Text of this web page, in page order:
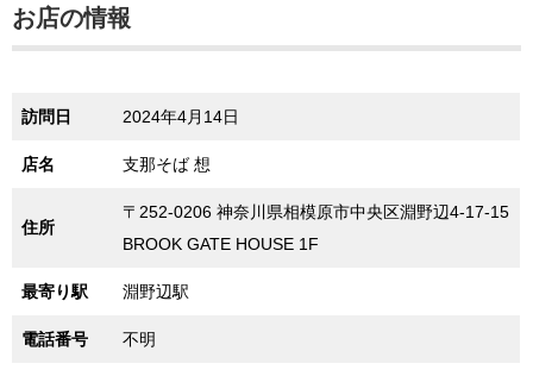
お店の情報
訪問日 2024年4月14日
店名 支那そば 想
住所
〒252-0206 神奈川県相模原市中央区淵野辺4-17-15
BROOK GATE HOUSE 1F
最寄り駅 淵野辺駅
電話番号 不明